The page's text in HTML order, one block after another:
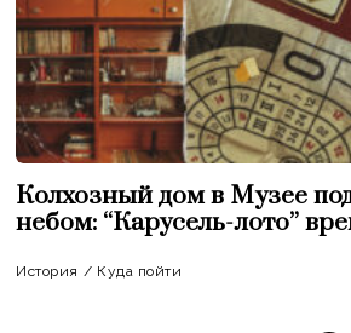
Колхозный дом в Музее
небом: “Карусель-лото”
История / Куда пойти